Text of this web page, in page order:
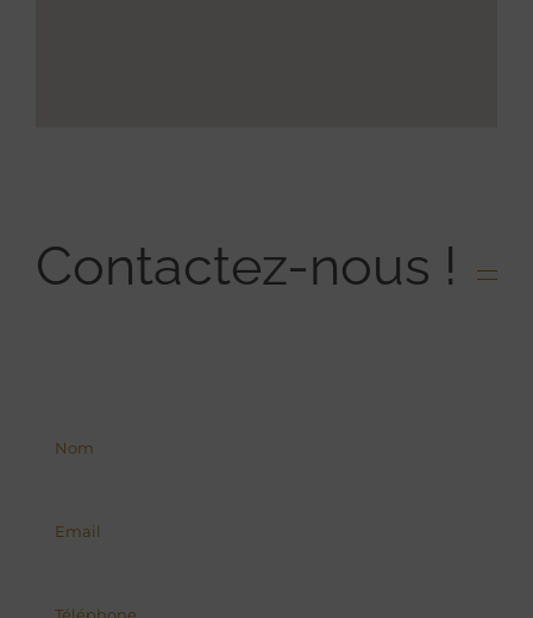
Contactez-nous !